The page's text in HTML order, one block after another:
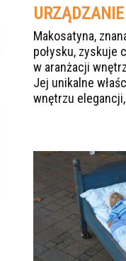
Makosatyna,
połysku, zyskuje
w aranżacji
Jej unikalne
wnętrzu